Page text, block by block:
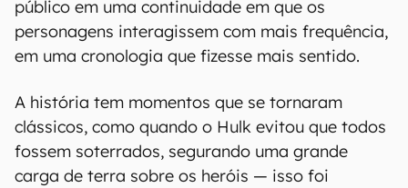
público em uma continuidade em que os
personagens interagissem com mais frequência,
em uma cronologia que fizesse mais sentido.
A história tem momentos que se tornaram
clássicos, como quando o Hulk evitou que todos
fossem soterrados, segurando uma grande
carga de terra sobre os heróis — isso foi